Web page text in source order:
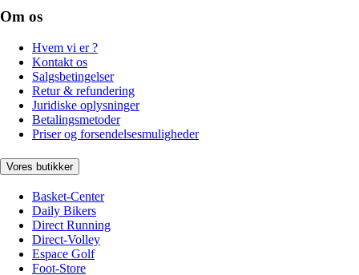
Om os
Hvem vi er ?
Kontakt os
Salgsbetingelser
Retur & refundering
Juridiske oplysninger
Betalingsmetoder
Priser og forsendelsesmuligheder
Vores butikker
Basket-Center
Daily Bikers
Direct Running
Direct-Volley
Espace Golf
Foot-Store